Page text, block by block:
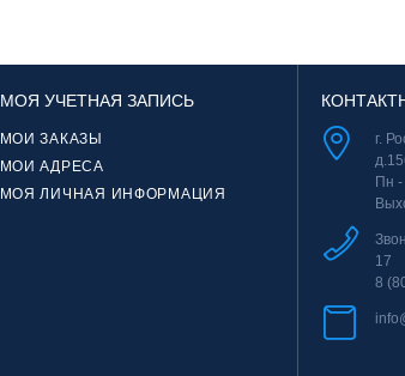
МОЯ УЧЕТНАЯ ЗАПИСЬ
МОИ ЗАКАЗЫ
МОИ АДРЕСА
МОЯ ЛИЧНАЯ ИНФОРМАЦИЯ
г.
Пн
17
8